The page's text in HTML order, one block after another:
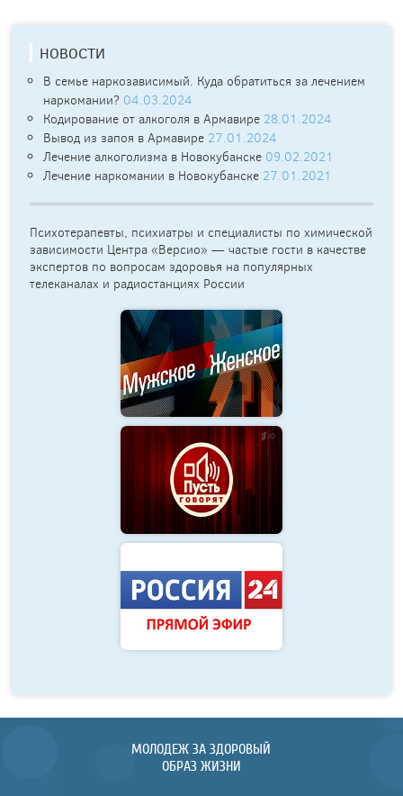
НОВОСТИ
В семье наркозависимый. Куда обратиться за лечением
наркомании? 04.03.2024
Кодирование от алкоголя в Армавире 28.01.2024
Вывод из запоя в Армавире 27.01.2024
Лечение алкоголизма в Новокубанске 09.02.2021
Лечение наркомании в Новокубанске 27.01.2021
Психотерапевты, психиатры и специалисты по химической
зависимости Центра «Версио» — частые гости в качестве
экспертов по вопросам здоровья на популярных
телеканалах и радиостанциях России
МОЛОДЕЖ ЗА ЗДОРОВЫЙ
ОБРАЗ ЖИЗНИ